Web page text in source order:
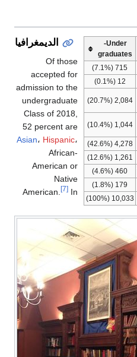
Under-
graduates
715 (7.1%)
12 (0.1%)
2,084 (20.7%)
1,044 (10.4%)
4,278 (42.6%)
1,261 (12.6%)
460 (4.6%)
179 (1.8%)
10,033 (100%)
الديمغرافيا
Of those
accepted for
admission to the
undergraduate
Class of 2018,
52 percent are
Asian، Hispanic،
African-
American or
Native
American.
[7] In